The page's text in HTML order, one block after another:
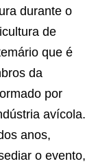
durante o
de
que é
da
por
avícola.
anos,
o evento,